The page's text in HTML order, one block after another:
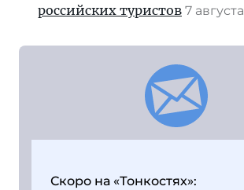
российских туристов 7 августа
Скоро на «Тонкостях»: